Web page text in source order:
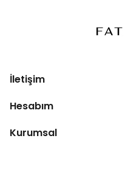
İletişim
Hesabım
Kurumsal